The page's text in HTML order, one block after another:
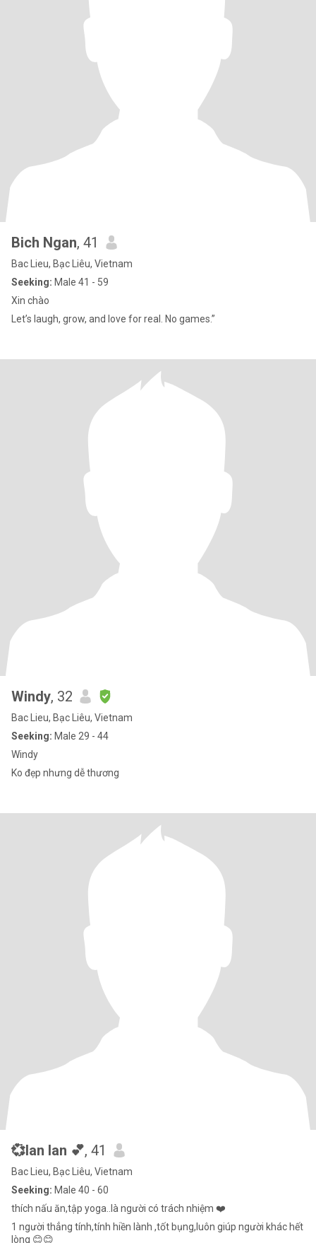
Bich Ngan, 41
Bac Lieu, Bạc Liêu, Vietnam
Seeking: Male 41 - 59
Xin chào
Let’s laugh, grow, and love for real. No games.”
Windy, 32
Bac Lieu, Bạc Liêu, Vietnam
Seeking: Male 29 - 44
Windy
Ko đẹp nhưng dễ thương
💞lan lan 💕, 41
Bac Lieu, Bạc Liêu, Vietnam
Seeking: Male 40 - 60
thích nấu ăn,tập yoga..là người có trách nhiệm ❤️
1 người thẳng tính,tính hiền lành ,tốt bụng,luôn giúp người khác hết
lòng 😊😊